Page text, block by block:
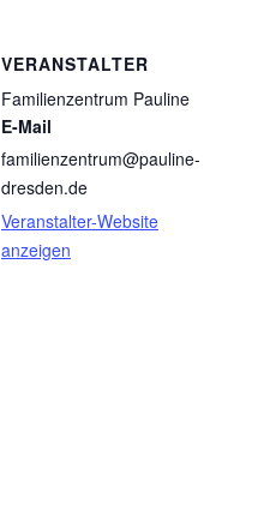
VERANSTALTER
Familienzentrum Pauline
E-Mail
familienzentrum@pauline-
dresden.de
Veranstalter-Website
anzeigen